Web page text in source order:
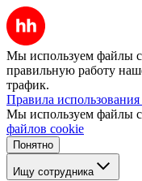
Мы используем файлы
правильную работу
трафик.
Правила
Мы используем файлы
файлов cookie
Понятно
Ищу сотрудника